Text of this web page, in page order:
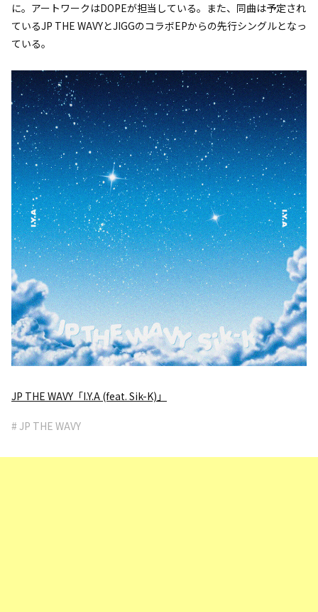
に。アートワークはDOPEが担当している。また、同曲は予定され
ているJP THE WAVYとJIGGのコラボEPからの先行シングルとなっ
ている。
JP THE WAVY「I.Y.A (feat. Sik-K)」
# JP THE WAVY